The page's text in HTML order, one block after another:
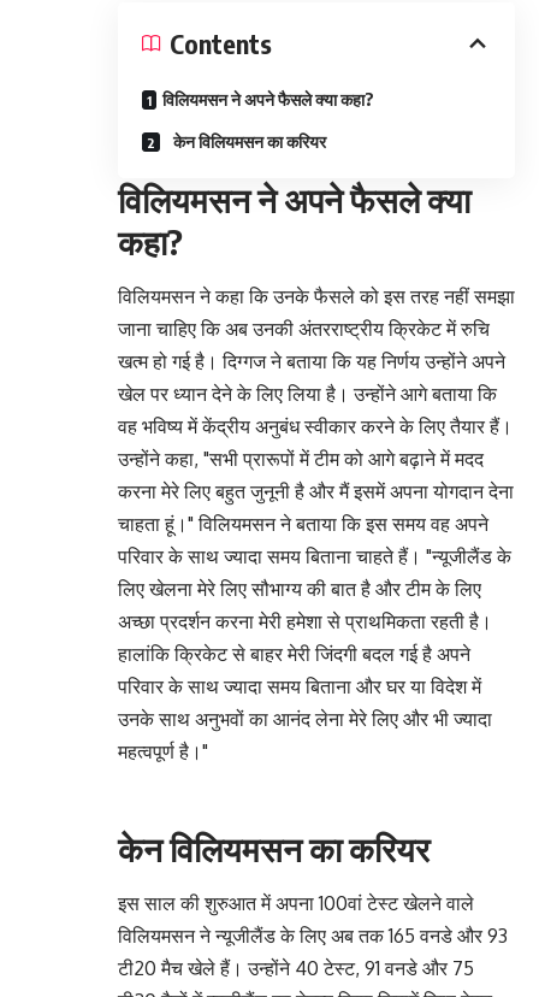
Contents
विलियमसन ने अपने फैसले क्या कहा?
केन विलियमसन का करियर
विलियमसन ने अपने फैसले क्या
कहा?
विलियमसन ने कहा कि उनके फैसले को इस तरह नहीं समझा
जाना चाहिए कि अब उनकी अंतरराष्ट्रीय क्रिकेट में रुचि
खत्म हो गई है। दिग्गज ने बताया कि यह निर्णय उन्होंने अपने
खेल पर ध्यान देने के लिए लिया है। उन्होंने आगे बताया कि
वह भविष्य में केंद्रीय अनुबंध स्वीकार करने के लिए तैयार हैं।
उन्होंने कहा, "सभी प्रारूपों में टीम को आगे बढ़ाने में मदद
करना मेरे लिए बहुत जुनूनी है और मैं इसमें अपना योगदान देना
चाहता हूं।" विलियमसन ने बताया कि इस समय वह अपने
परिवार के साथ ज्यादा समय बिताना चाहते हैं। "न्यूजीलैंड के
लिए खेलना मेरे लिए सौभाग्य की बात है और टीम के लिए
अच्छा प्रदर्शन करना मेरी हमेशा से प्राथमिकता रहती है।
हालांकि क्रिकेट से बाहर मेरी जिंदगी बदल गई है अपने
परिवार के साथ ज्यादा समय बिताना और घर या विदेश में
उनके साथ अनुभवों का आनंद लेना मेरे लिए और भी ज्यादा
महत्वपूर्ण है।"
केन विलियमसन का करियर
इस साल की शुरुआत में अपना 100वां टेस्ट खेलने वाले
विलियमसन ने न्यूजीलैंड के लिए अब तक 165 वनडे और 93
टी20 मैच खेले हैं। उन्होंने 40 टेस्ट, 91 वनडे और 75